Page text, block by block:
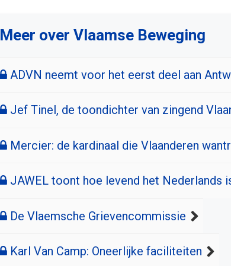
Meer over Vlaamse Beweging
ADVN neemt voor het eerst deel aan
Jef Tinel, de toondichter van zingend
Mercier: de kardinaal die Vlaanderen
JAWEL toont hoe levend het Nederlands
De Vlaemsche Grievencommissie
Karl Van Camp: Oneerlijke faciliteiten